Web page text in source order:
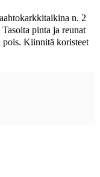
n. 2
pinta ja reunat
pois. Kiinnitä koristeet